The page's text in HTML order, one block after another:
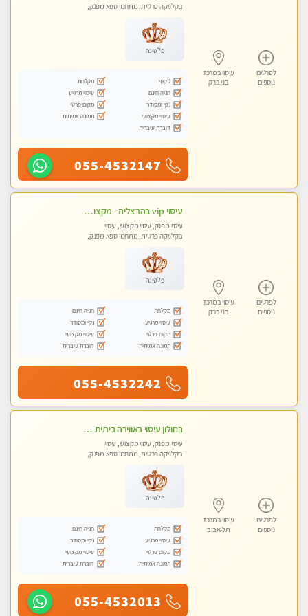
לפרטים
נוספים
עיסוי במרכז
בני ברק
בקלניקה פרטית, מתחמי ספא מפנק,
פלטינה
ג'קוזי
מקלחת
חניה חינם
עיסוי מרגיע
נקי ומסודר
מקום פרטי
עיסוי מקצועי
תמונה אמיתית
דוברת עיברית
055-4532147
לפרטים
נוספים
עיסוי במרכז
בני ברק
עיסוי vip בהרצליה - מקצועי ומפנק ומיוחד
עיסוי מפנק, עיסוי מקצועי, עיסוי
בקלניקה פרטית, מתחמי ספא מפנק,
פלטינה
מקלחת
חניה חינם
עיסוי מרגיע
נקי ומסודר
מקום פרטי
עיסוי מקצועי
תמונה אמיתית
דוברת עיברית
055-4532242
לפרטים
נוספים
עיסוי במרכז
תל-אביב
בחולון עיסוי באווירה ביתית רגועה שקט , עיסוי ספורטיבי משחרר לכל הגוף. מעסה צעירה ואלופה לעיסוי מפנק מומלץ מאוד ....פרטי!! ללא מין !!
עיסוי מפנק, עיסוי מקצועי, עיסוי
בקלניקה פרטית, מתחמי ספא מפנק,
פלטינה
מקלחת
חניה חינם
עיסוי מרגיע
נקי ומסודר
מקום פרטי
עיסוי מקצועי
תמונה אמיתית
דוברת עיברית
055-4532013